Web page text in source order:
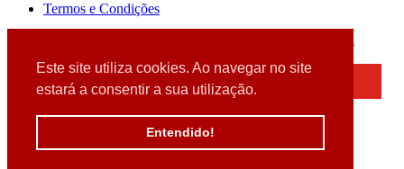
Este site utiliza cookies. Ao navegar no site
estará a consentir a sua utilização.
Entendido!
Termos e Condições
Detectamos que está a usar um browser desatualizado
Por favor, atualize o seu browser
para garantir uma melhor experiência.